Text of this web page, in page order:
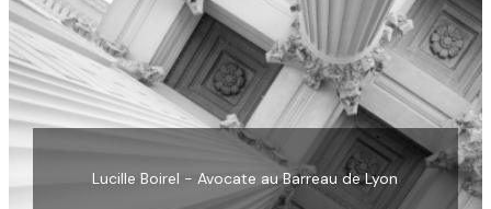
Lucille Boirel - Avocate au Barreau de Lyon